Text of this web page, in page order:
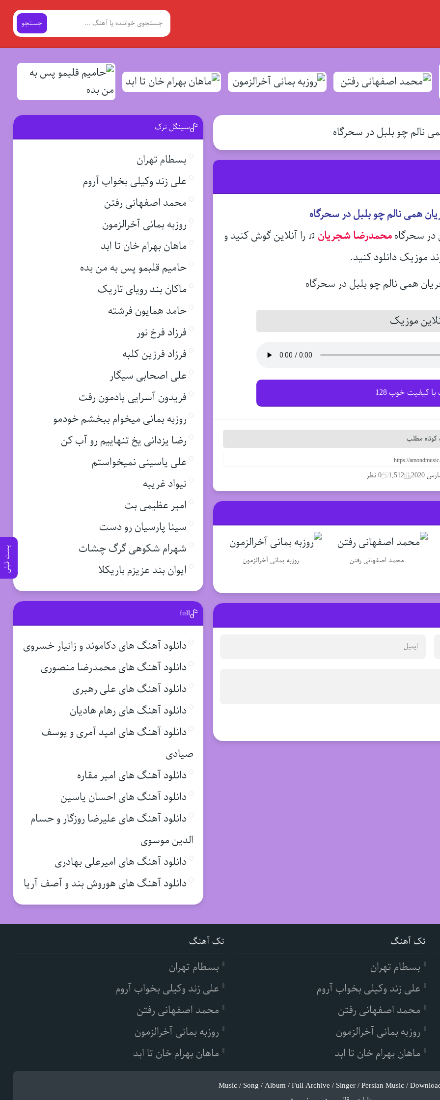
جستجو
نالم چو بلبل در سحرگاه
پست قبلی
همی نالم چو بلبل در سحرگاه
در سحرگاهمحمدرضا شجریان ♫ را آنلاین گوش کنید و
موزیک دانلود کنید.
موزیک
کیفیت خوب 128
مطلب
1,512 0 نظر
محمد اصفهانی رفتن روزبه بمانی آخرالزمون
سینگل ترک
بسطام تهران
علی زند وکیلی بخواب آروم
محمد اصفهانی رفتن
روزبه بمانی آخرالزمون
ماهان بهرام خان تا ابد
حامیم قلبمو پس به من بده
ماکان بند رویای تاریک
حامد همایون فرشته
فرزاد فرخ نور
فرزاد فرزین کلبه
علی اصحابی سیگار
فریدون آسرایی یادمون رفت
روزبه بمانی میخوام ببخشم خودمو
رضا یزدانی یخ تنهاییم رو آب کن
علی یاسینی نمیخواستم
نیواد غریبه
امیر عظیمی بت
سینا پارسیان رو دست
شهرام شکوهی گرگ چشات
ایوان بند عزیزم باریکلا
full
دانلود آهنگ های دکاموند و زانیار خسروی
دانلود آهنگ های محمدرضا منصوری
دانلود آهنگ های علی رهبری
دانلود آهنگ های رهام هادیان
دانلود آهنگ های امید آمری و یوسف
صیادی
دانلود آهنگ های امیر مقاره
دانلود آهنگ های احسان یاسین
دانلود آهنگ های علیرضا روزگار و حسام
الدین موسوی
دانلود آهنگ های امیرعلی بهادری
دانلود آهنگ های هوروش بند و آصف آریا
تک آهنگ
بسطام تهران
علی زند وکیلی بخواب آروم
محمد اصفهانی رفتن
روزبه بمانی آخرالزمون
ماهان بهرام خان تا ابد
تک آهنگ
بسطام تهران
علی زند وکیلی بخواب آروم
محمد اصفهانی رفتن
روزبه بمانی آخرالزمون
ماهان بهرام خان تا ابد
Music / Song / Album / Full Archive / Singer / Persian Music /